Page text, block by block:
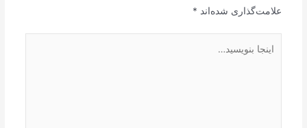
علامت‌گذاری شده‌اند *
بنویسید…